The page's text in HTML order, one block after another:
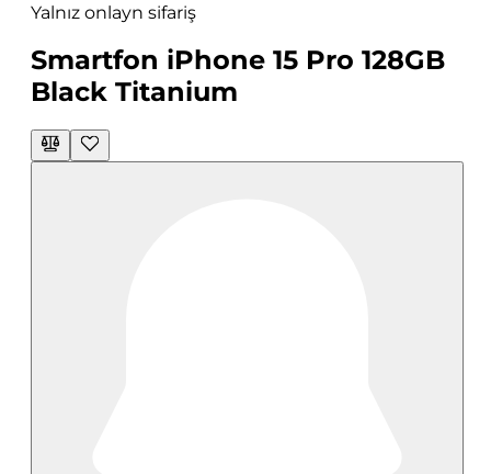
Yalnız onlayn sifariş
Smartfon iPhone 15 Pro 128GB
Black Titanium